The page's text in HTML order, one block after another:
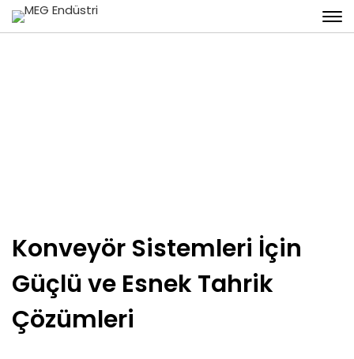
Konveyör Sistemleri İçin
Güçlü ve Esnek Tahrik
Çözümleri